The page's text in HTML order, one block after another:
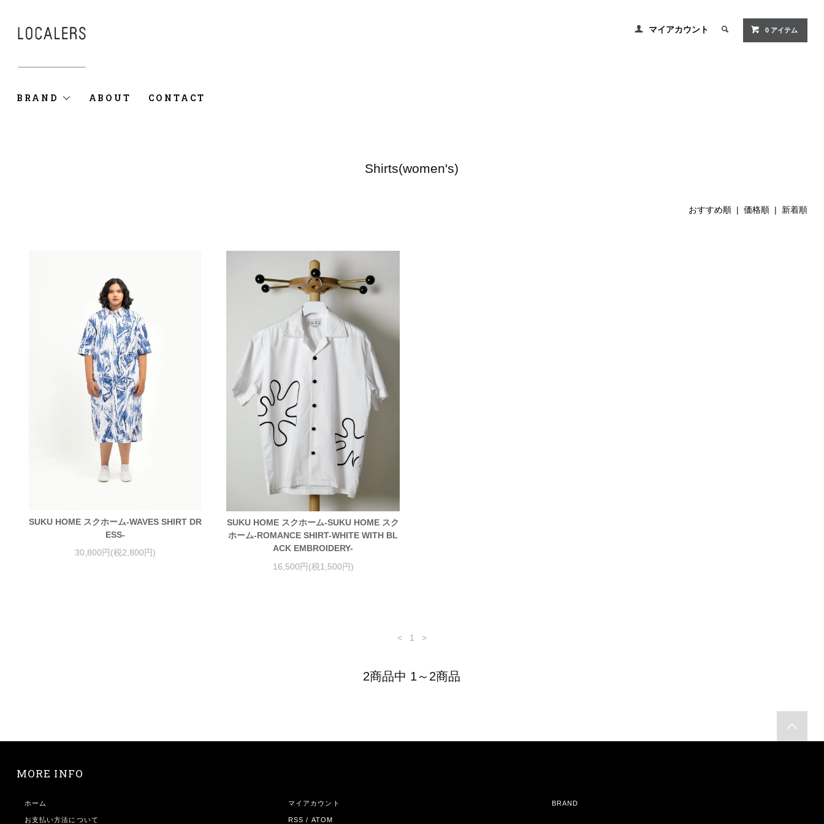
マイアカウント 0 アイテム
BRAND ABOUT CONTACT
Shirts(women's)
おすすめ順 |価格順 | 新着順
SUKU HOME スクホーム-WAVES SHIRT DR
ESS-
30,800円(税2,800円)
SUKU HOME スクホーム-SUKU HOME スク
ホーム-ROMANCE SHIRT-WHITE WITH BL
ACK EMBROIDERY-
16,500円(税1,500円)
< 1 >
2商品中 1～2商品
MORE INFO
ホーム
お支払い方法について
マイアカウント
RSS / ATOM
BRAND